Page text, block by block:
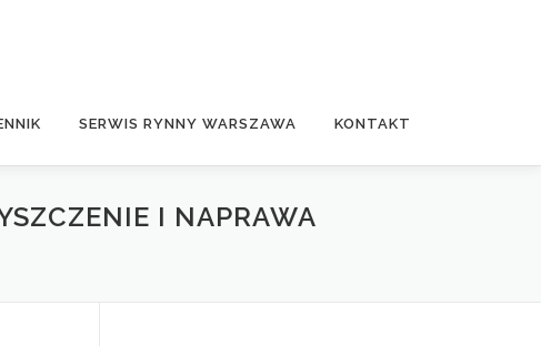
SERWIS RYNNY WARSZAWA KONTAKT
I NAPRAWA